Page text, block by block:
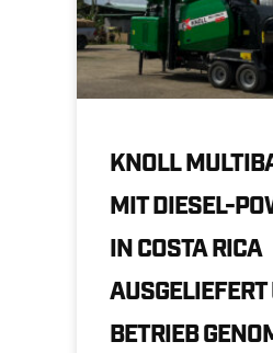
KNOLL
MIT DIESEL-
IN COSTA RICA
BETRIEB